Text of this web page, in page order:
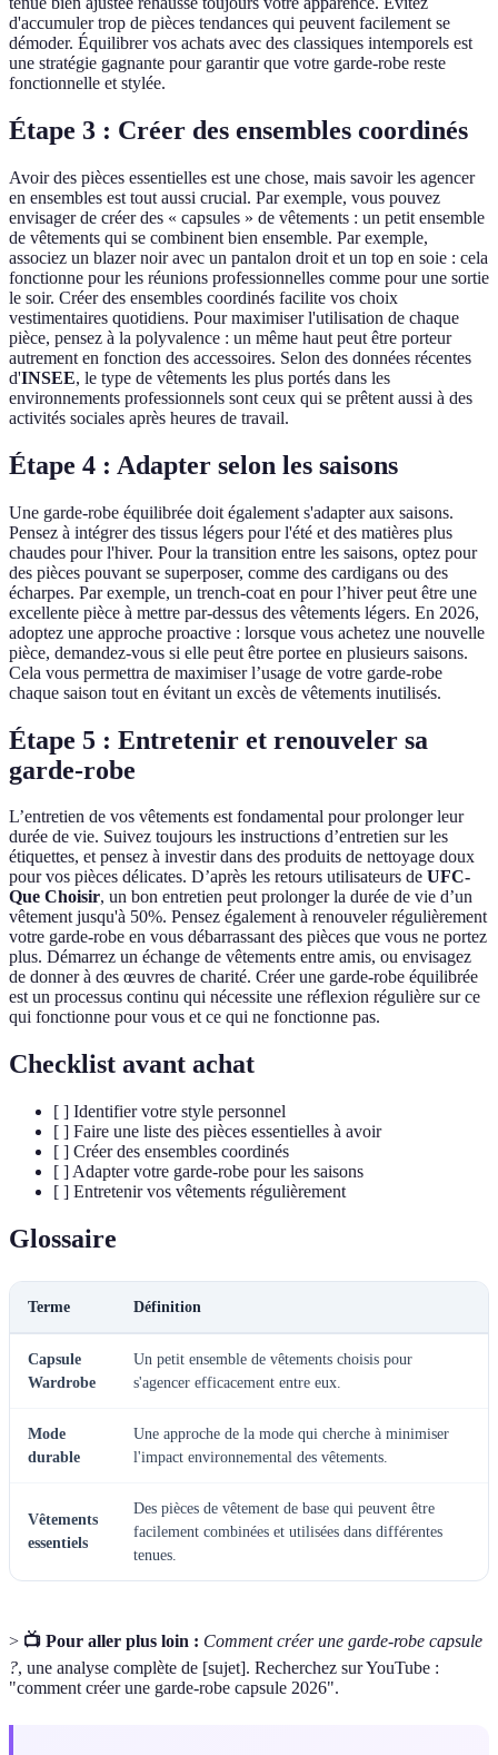
d'accumuler trop de pièces tendances qui peuvent facilement se
démoder. Équilibrer vos achats avec des classiques intemporels est
une stratégie gagnante pour garantir que votre garde-robe reste
fonctionnelle et stylée.
Étape 3 : Créer des ensembles coordinés
Avoir des pièces essentielles est une chose, mais savoir les agencer
en ensembles est tout aussi crucial. Par exemple, vous pouvez
envisager de créer des « capsules » de vêtements : un petit ensemble
de vêtements qui se combinent bien ensemble. Par exemple,
associez un blazer noir avec un pantalon droit et un top en soie : cela
fonctionne pour les réunions professionnelles comme pour une sortie
le soir. Créer des ensembles coordinés facilite vos choix
vestimentaires quotidiens. Pour maximiser l'utilisation de chaque
pièce, pensez à la polyvalence : un même haut peut être porteur
autrement en fonction des accessoires. Selon des données récentes
d'INSEE, le type de vêtements les plus portés dans les
environnements professionnels sont ceux qui se prêtent aussi à des
activités sociales après heures de travail.
Étape 4 : Adapter selon les saisons
Une garde-robe équilibrée doit également s'adapter aux saisons.
Pensez à intégrer des tissus légers pour l'été et des matières plus
chaudes pour l'hiver. Pour la transition entre les saisons, optez pour
des pièces pouvant se superposer, comme des cardigans ou des
écharpes. Par exemple, un trench-coat en pour l’hiver peut être une
excellente pièce à mettre par-dessus des vêtements légers. En 2026,
adoptez une approche proactive : lorsque vous achetez une nouvelle
pièce, demandez-vous si elle peut être portee en plusieurs saisons.
Cela vous permettra de maximiser l’usage de votre garde-robe
chaque saison tout en évitant un excès de vêtements inutilisés.
Étape 5 : Entretenir et renouveler sa
garde-robe
L’entretien de vos vêtements est fondamental pour prolonger leur
durée de vie. Suivez toujours les instructions d’entretien sur les
étiquettes, et pensez à investir dans des produits de nettoyage doux
pour vos pièces délicates. D’après les retours utilisateurs de UFC-
Que Choisir, un bon entretien peut prolonger la durée de vie d’un
vêtement jusqu'à 50%. Pensez également à renouveler régulièrement
votre garde-robe en vous débarrassant des pièces que vous ne portez
plus. Démarrez un échange de vêtements entre amis, ou envisagez
de donner à des œuvres de charité. Créer une garde-robe équilibrée
est un processus continu qui nécessite une réflexion régulière sur ce
qui fonctionne pour vous et ce qui ne fonctionne pas.
Checklist avant achat
[ ] Identifier votre style personnel
[ ] Faire une liste des pièces essentielles à avoir
[ ] Créer des ensembles coordinés
[ ] Adapter votre garde-robe pour les saisons
[ ] Entretenir vos vêtements régulièrement
Glossaire
Terme Définition
Capsule
Wardrobe
Un petit ensemble de vêtements choisis pour
s'agencer efficacement entre eux.
Mode
durable
Une approche de la mode qui cherche à minimiser
l'impact environnemental des vêtements.
Vêtements
essentiels
Des pièces de vêtement de base qui peuvent être
facilement combinées et utilisées dans différentes
tenues.
> 📺 Pour aller plus loin : Comment créer une garde-robe capsule
?, une analyse complète de [sujet]. Recherchez sur YouTube :
"comment créer une garde-robe capsule 2026".